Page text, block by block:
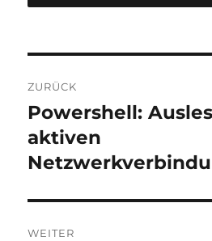
ZURÜCK
Vorheriger
Beitrag:
Powershell:
aktiven
WEITER